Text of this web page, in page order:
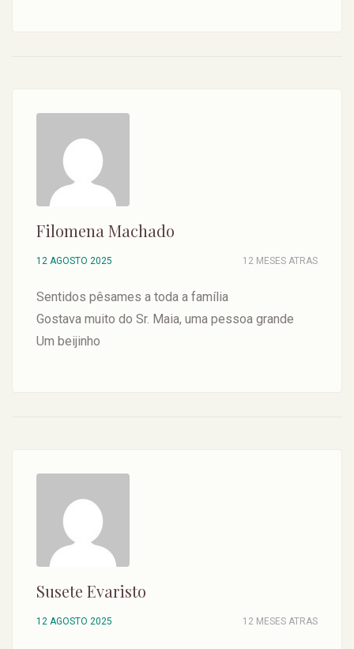
Filomena Machado
12 AGOSTO 2025 12 MESES ATRAS
Sentidos pêsames a toda a família
Gostava muito do Sr. Maia, uma pessoa grande
Um beijinho
Susete Evaristo
12 AGOSTO 2025 12 MESES ATRAS